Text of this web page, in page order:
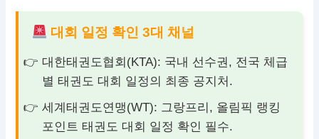
대회 일정 확인 3대 채널
대한태권도협회(KTA): 국내 선수권, 전국 체급
별 태권도 대회 일정의 최종 공지처.
세계태권도연맹(WT): 그랑프리, 올림픽 랭킹
포인트 태권도 대회 일정 확인 필수.